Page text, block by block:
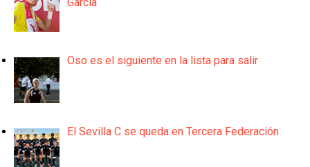
García
Oso es el siguiente en la lista para salir
El Sevilla C se queda en Tercera Federación